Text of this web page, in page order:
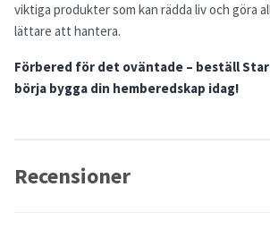
viktiga produkter som kan rädda liv och göra
lättare att hantera.
Förbered för det oväntade – beställ
börja bygga din hemberedskap idag!
Recensioner